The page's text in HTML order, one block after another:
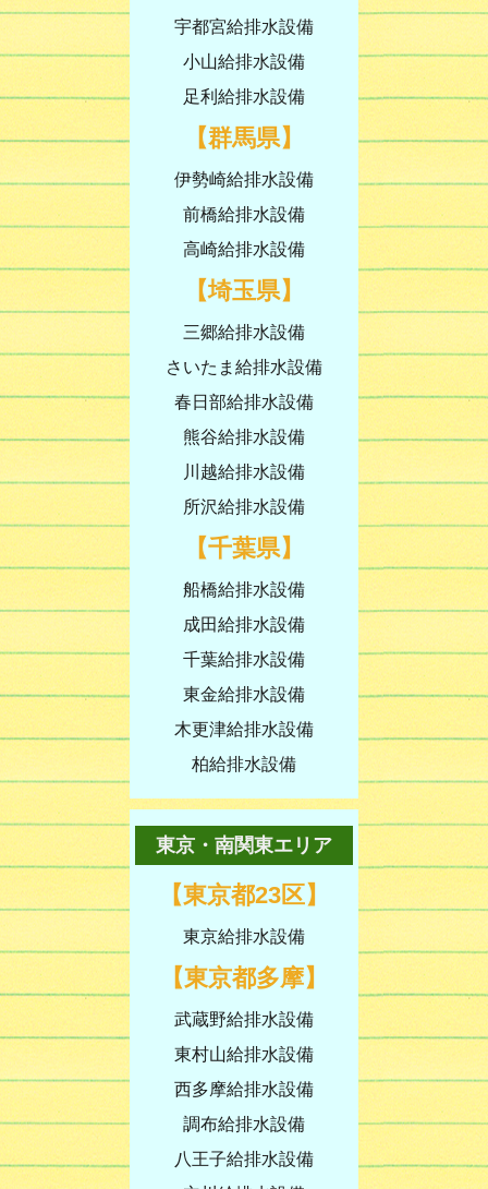
宇都宮給排水設備
小山給排水設備
足利給排水設備
【群馬県】
伊勢崎給排水設備
前橋給排水設備
高崎給排水設備
【埼玉県】
三郷給排水設備
さいたま給排水設備
春日部給排水設備
熊谷給排水設備
川越給排水設備
所沢給排水設備
【千葉県】
船橋給排水設備
成田給排水設備
千葉給排水設備
東金給排水設備
木更津給排水設備
柏給排水設備
東京・南関東エリア
【東京都23区】
東京給排水設備
【東京都多摩】
武蔵野給排水設備
東村山給排水設備
西多摩給排水設備
調布給排水設備
八王子給排水設備